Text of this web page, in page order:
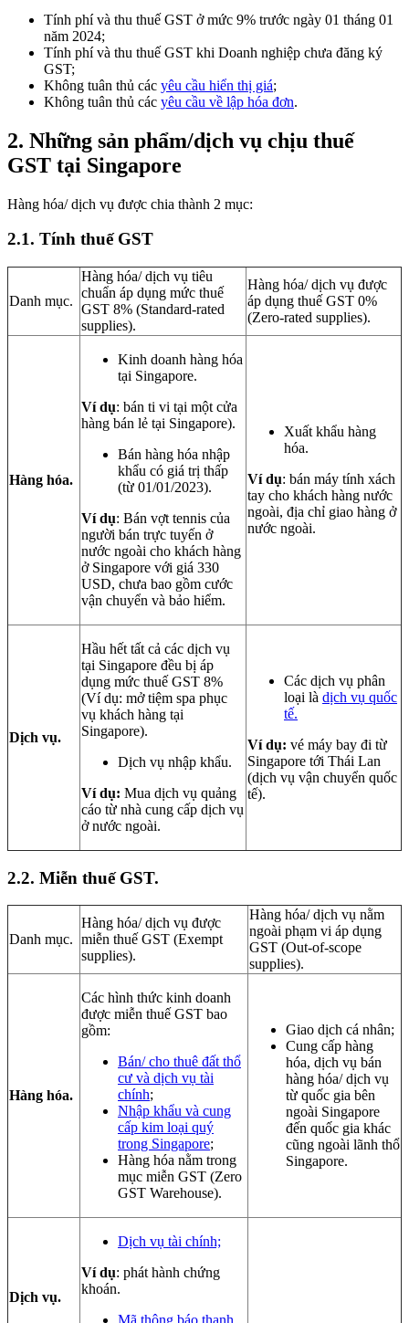
Tính phí và thu thuế GST ở mức 9% trước ngày 01 tháng 01
năm 2024;
Tính phí và thu thuế GST khi Doanh nghiệp chưa đăng ký
GST;
Không tuân thủ các yêu cầu hiển thị giá;
Không tuân thủ các yêu cầu về lập hóa đơn.
2. Những sản phẩm/dịch vụ chịu thuế
GST tại Singapore
Hàng hóa/ dịch vụ được chia thành 2 mục:
2.1. Tính thuế GST
Danh mục.
Hàng hóa/ dịch vụ tiêu
chuẩn áp dụng mức thuế
GST 8% (Standard-rated
supplies).
Hàng hóa/ dịch vụ được
áp dụng thuế GST 0%
(Zero-rated supplies).
Hàng hóa.
Kinh doanh hàng hóa
tại Singapore.
Ví dụ: bán ti vi tại một cửa
hàng bán lẻ tại Singapore).
Bán hàng hóa nhập
khẩu có giá trị thấp
(từ 01/01/2023).
Ví dụ: Bán vợt tennis của
người bán trực tuyến ở
nước ngoài cho khách hàng
ở Singapore với giá 330
USD, chưa bao gồm cước
vận chuyển và bảo hiểm.
Xuất khẩu hàng
hóa.
Ví dụ: bán máy tính xách
tay cho khách hàng nước
ngoài, địa chỉ giao hàng ở
nước ngoài.
Dịch vụ.
Hầu hết tất cả các dịch vụ
tại Singapore đều bị áp
dụng mức thuế GST 8%
(Ví dụ: mở tiệm spa phục
vụ khách hàng tại
Singapore).
Dịch vụ nhập khẩu.
Ví dụ: Mua dịch vụ quảng
cáo từ nhà cung cấp dịch vụ
ở nước ngoài.
Các dịch vụ phân
loại là dịch vụ quốc
tế.
Ví dụ: vé máy bay đi từ
Singapore tới Thái Lan
(dịch vụ vận chuyển quốc
tế).
2.2. Miễn thuế GST.
Danh mục.
Hàng hóa/ dịch vụ được
miễn thuế GST (Exempt
supplies).
Hàng hóa/ dịch vụ nằm
ngoài phạm vi áp dụng
GST (Out-of-scope
supplies).
Hàng hóa.
Các hình thức kinh doanh
được miễn thuế GST bao
gồm:
Bán/ cho thuê đất thổ
cư và dịch vụ tài
chính;
Nhập khẩu và cung
cấp kim loại quý
trong Singapore;
Hàng hóa nằm trong
mục miễn GST (Zero
GST Warehouse).
Giao dịch cá nhân;
Cung cấp hàng
hóa, dịch vụ bán
hàng hóa/ dịch vụ
từ quốc gia bên
ngoài Singapore
đến quốc gia khác
cũng ngoài lãnh thổ
Singapore.
Dịch vụ.
Dịch vụ tài chính;
Ví dụ: phát hành chứng
khoán.